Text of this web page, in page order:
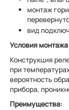
монтаж
вид
Условия
Конструкция
при
вероятность
прибора,
Преимущества: